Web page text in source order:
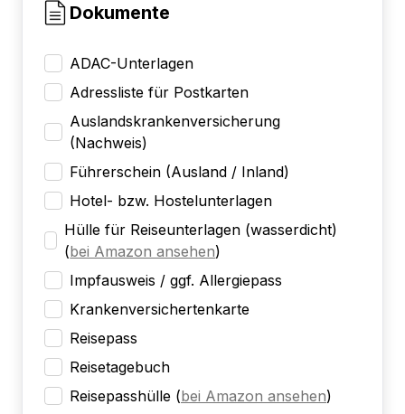
Dokumente
ADAC-Unterlagen
Adressliste für Postkarten
Auslandskrankenversicherung
(Nachweis)
Führerschein (Ausland / Inland)
Hotel- bzw. Hostelunterlagen
Hülle für Reiseunterlagen (wasserdicht)
(bei Amazon ansehen)
Impfausweis / ggf. Allergiepass
Krankenversichertenkarte
Reisepass
Reisetagebuch
Reisepasshülle (bei Amazon ansehen)